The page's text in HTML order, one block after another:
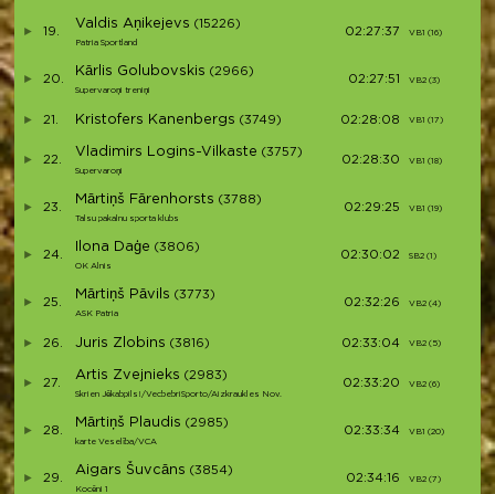
19.
Valdis Aņikejevs (15226)
Patria Sportland
02:27:37 VB1 (16)
20.
Kārlis Golubovskis (2966)
Supervaroņi treniņi
02:27:51 VB2 (3)
21. Kristofers Kanenbergs (3749) 02:28:08 VB1 (17)
22.
Vladimirs Logins-Vilkaste (3757)
Supervaroņi
02:28:30 VB1 (18)
23.
Mārtiņš Fārenhorsts (3788)
Talsu pakalnu sporta klubs
02:29:25 VB1 (19)
24.
Ilona Daģe (3806)
OK Alnis
02:30:02 SB2 (1)
25.
Mārtiņš Pāvils (3773)
ASK Patria
02:32:26 VB2 (4)
26. Juris Zlobins (3816) 02:33:04 VB2 (5)
27.
Artis Zvejnieks (2983)
Skrien Jēkabpils!/VecbebriSporto/Aizkraukles Nov.
02:33:20 VB2 (6)
28.
Mārtiņš Plaudis (2985)
karte Veselība/VCA
02:33:34 VB1 (20)
29.
Aigars Šuvcāns (3854)
Kocēni 1
02:34:16 VB2 (7)